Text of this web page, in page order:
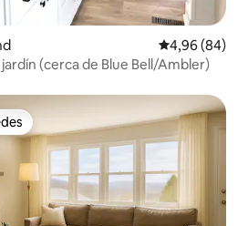
Calificación
4,96 (84)
(cerca de Blue Bell/Ambler)